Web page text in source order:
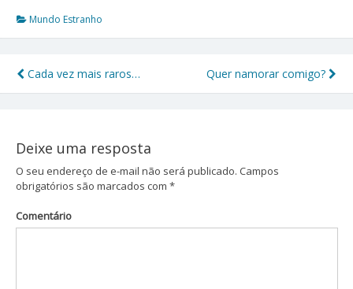
Mundo Estranho
Navegação
Post
Cada vez mais raros… Quer namorar comigo?
Deixe uma resposta
O seu endereço de e-mail não será publicado. Campos
obrigatórios são marcados com *
Comentário